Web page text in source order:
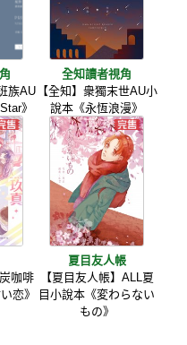
族AU
》
全知讀者視角
【全知】衆獨末世AU小
說本《永恆浪漫》
咖啡
恋》
夏目友人帳
【夏目友人帳】ALL夏
目小說本《変わらない
もの》